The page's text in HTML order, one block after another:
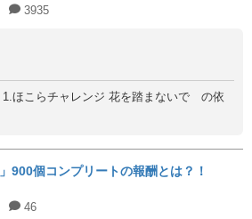
3935
1.ほこらチャレンジ 花を踏まないで の依
900個コンプリートの報酬とは？！
46